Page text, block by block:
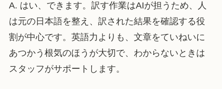
A. はい、できます。訳す作業はAIが担うため、人
は元の日本語を整え、訳された結果を確認する役
割が中心です。英語力よりも、文章をていねいに
あつかう根気のほうが大切で、わからないときは
スタッフがサポートします。